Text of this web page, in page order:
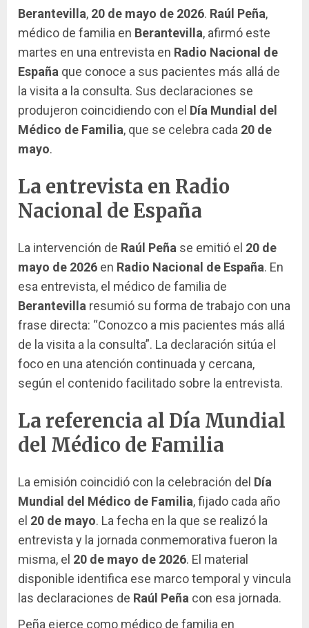
Berantevilla, 20 de mayo de 2026. Raúl Peña,
médico de familia en Berantevilla, afirmó este
martes en una entrevista en Radio Nacional de
España que conoce a sus pacientes más allá de
la visita a la consulta. Sus declaraciones se
produjeron coincidiendo con el Día Mundial del
Médico de Familia, que se celebra cada 20 de
mayo.
La entrevista en Radio
Nacional de España
La intervención de Raúl Peña se emitió el 20 de
mayo de 2026 en Radio Nacional de España. En
esa entrevista, el médico de familia de
Berantevilla resumió su forma de trabajo con una
frase directa: “Conozco a mis pacientes más allá
de la visita a la consulta”. La declaración sitúa el
foco en una atención continuada y cercana,
según el contenido facilitado sobre la entrevista.
La referencia al Día Mundial
del Médico de Familia
La emisión coincidió con la celebración del Día
Mundial del Médico de Familia, fijado cada año
el 20 de mayo. La fecha en la que se realizó la
entrevista y la jornada conmemorativa fueron la
misma, el 20 de mayo de 2026. El material
disponible identifica ese marco temporal y vincula
las declaraciones de Raúl Peña con esa jornada.
Peña ejerce como médico de familia en